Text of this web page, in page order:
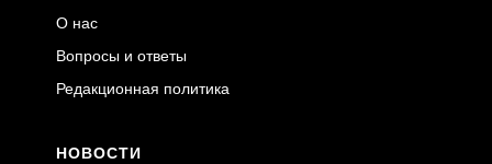
О нас
Вопросы и ответы
Редакционная политика
НОВОСТИ